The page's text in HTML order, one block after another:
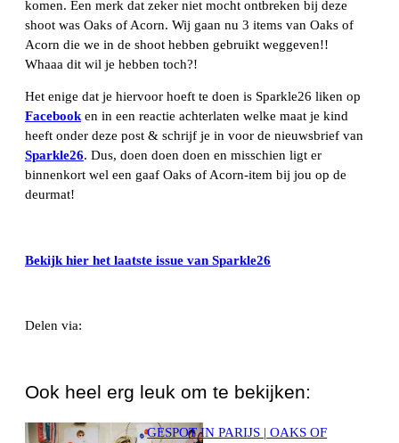
komen. Een merk dat zeker niet mocht ontbreken bij deze
shoot was Oaks of Acorn. Wij gaan nu 3 items van Oaks of
Acorn die we in de shoot hebben gebruikt weggeven!!
Whaaa dit wil je hebben toch?!
Het enige dat je hiervoor hoeft te doen is Sparkle26 liken op
Facebooken in een reactie achterlaten welke maat je kind
heeft onder deze post & schrijf je in voor de nieuwsbrief van
Sparkle26. Dus, doen doen doen en misschien ligt er
binnenkort wel een gaaf Oaks of Acorn-item bij jou op de
deurmat!
Bekijk hier het laatste issue van Sparkle26
Delen via:
Ook heel erg leuk om te bekijken:
GESPOT IN PARIJS | OAKS OF